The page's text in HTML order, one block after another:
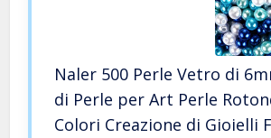
Naler 500 Perle Vetro di
di Perle per Art Perle
Colori Creazione di Gioielli